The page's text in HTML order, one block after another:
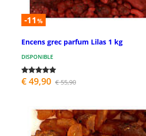
-11 %
Encens grec parfum Lilas 1 kg
DISPONIBLE
€ 49,90 € 55,90